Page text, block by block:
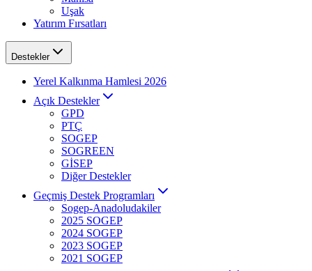
Uşak
Yatırım Fırsatları
Destekler
Yerel Kalkınma Hamlesi 2026
Açık Destekler
GPD
PTÇ
SOGEP
SOGREEN
GİSEP
Diğer Destekler
Geçmiş Destek Programları
Sogep-Anadoludakiler
2025 SOGEP
2024 SOGEP
2023 SOGEP
2021 SOGEP